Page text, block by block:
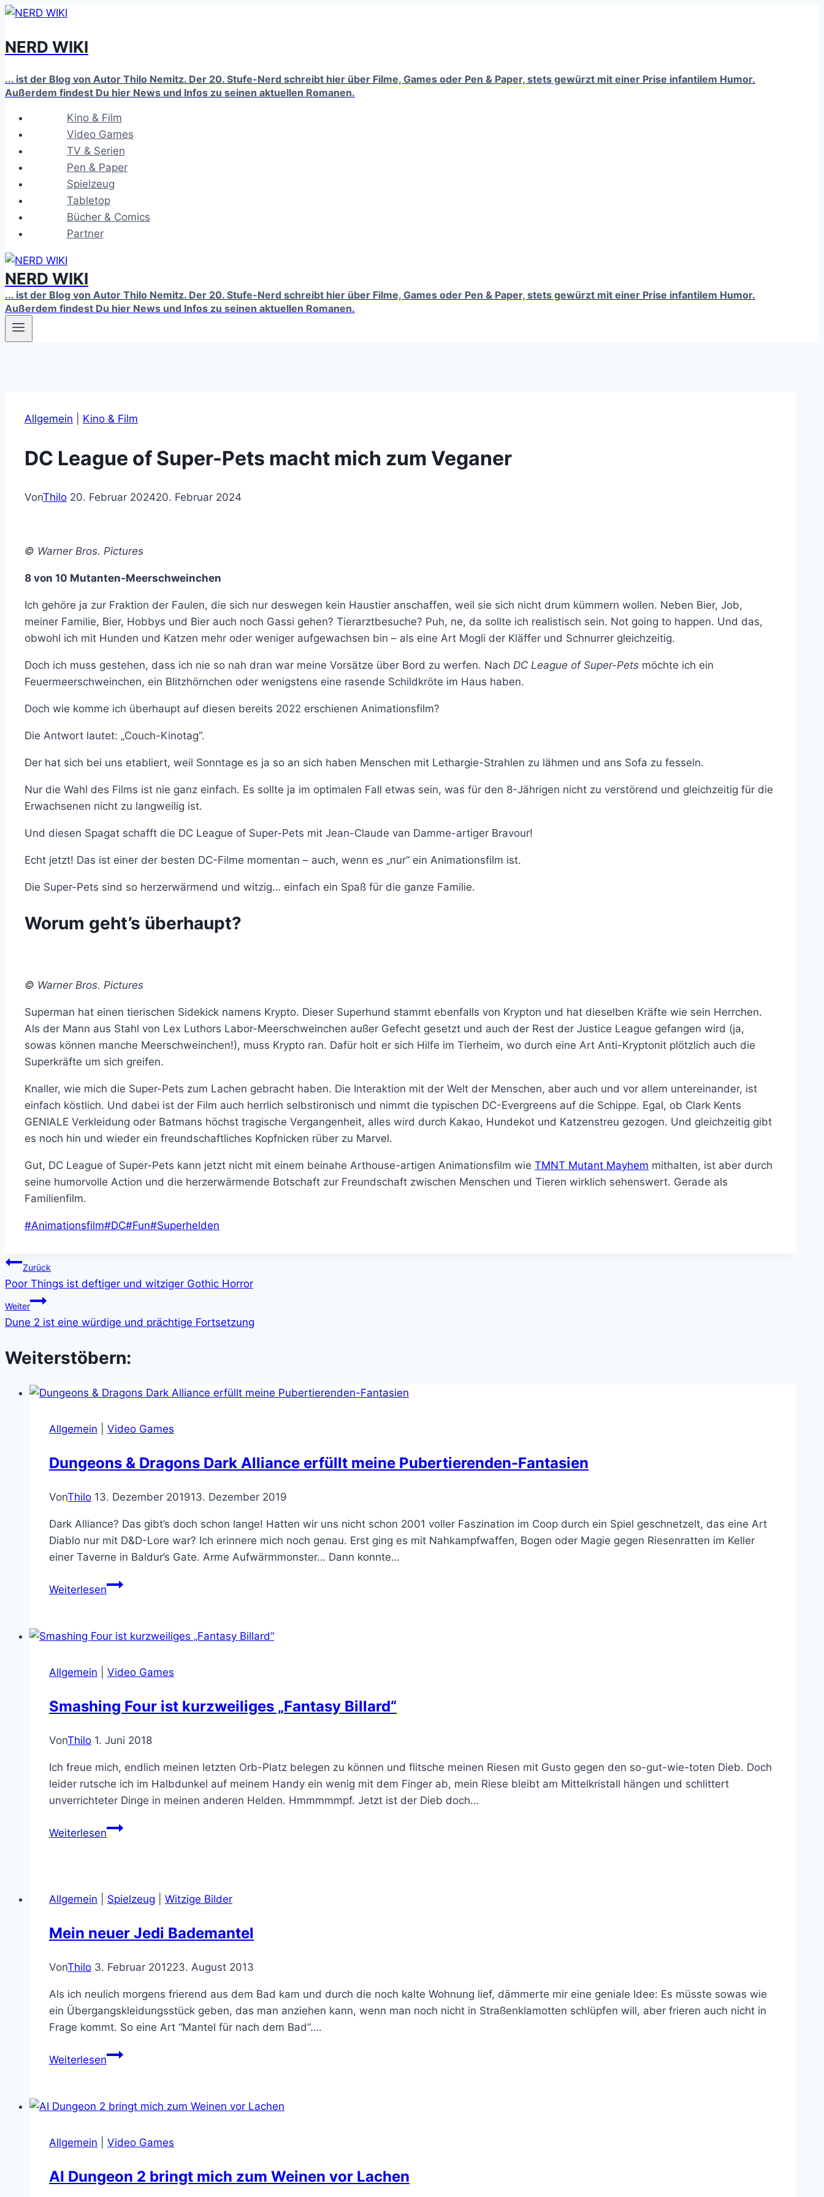
Zum
springen
NERD WIKI
... ist der Blog von Autor Thilo Nemitz. Der 20. Stufe-Nerd schreibt hier über Filme, Games oder Pen & Paper, stets gewürzt mit einer Prise infantilem Humor.
Außerdem findest Du hier News und Infos zu seinen aktuellen Romanen.
Kino & Film
Video Games
TV & Serien
Pen & Paper
Spielzeug
Tabletop
Bücher & Comics
Partner
NERD WIKI
... ist der Blog von Autor Thilo Nemitz. Der 20. Stufe-Nerd schreibt hier über Filme, Games oder Pen & Paper, stets gewürzt mit einer Prise infantilem Humor.
Außerdem findest Du hier News und Infos zu seinen aktuellen Romanen.
Allgemein Kino & Film
DC League of Super-Pets macht mich zum Veganer
VonThilo 20. Februar 202420. Februar 2024
© Warner Bros. Pictures
8 von 10 Mutanten-Meerschweinchen
Ich gehöre ja zur Fraktion der Faulen, die sich nur deswegen kein Haustier anschaffen, weil sie sich nicht drum kümmern wollen. Neben Bier, Job,
meiner Familie, Bier, Hobbys und Bier auch noch Gassi gehen? Tierarztbesuche? Puh, ne, da sollte ich realistisch sein. Not going to happen. Und das,
obwohl ich mit Hunden und Katzen mehr oder weniger aufgewachsen bin – als eine Art Mogli der Kläffer und Schnurrer gleichzeitig.
Doch ich muss gestehen, dass ich nie so nah dran war meine Vorsätze über Bord zu werfen. Nach DC League of Super-Pets möchte ich ein
Feuermeerschweinchen, ein Blitzhörnchen oder wenigstens eine rasende Schildkröte im Haus haben.
Doch wie komme ich überhaupt auf diesen bereits 2022 erschienen Animationsfilm?
Die Antwort lautet: „Couch-Kinotag“.
Der hat sich bei uns etabliert, weil Sonntage es ja so an sich haben Menschen mit Lethargie-Strahlen zu lähmen und ans Sofa zu fesseln.
Nur die Wahl des Films ist nie ganz einfach. Es sollte ja im optimalen Fall etwas sein, was für den 8-Jährigen nicht zu verstörend und gleichzeitig für die
Erwachsenen nicht zu langweilig ist.
Und diesen Spagat schafft die DC League of Super-Pets mit Jean-Claude van Damme-artiger Bravour!
Echt jetzt! Das ist einer der besten DC-Filme momentan – auch, wenn es „nur“ ein Animationsfilm ist.
Die Super-Pets sind so herzerwärmend und witzig… einfach ein Spaß für die ganze Familie.
Worum geht’s überhaupt?
© Warner Bros. Pictures
Superman hat einen tierischen Sidekick namens Krypto. Dieser Superhund stammt ebenfalls von Krypton und hat dieselben Kräfte wie sein Herrchen.
Als der Mann aus Stahl von Lex Luthors Labor-Meerschweinchen außer Gefecht gesetzt und auch der Rest der Justice League gefangen wird (ja,
sowas können manche Meerschweinchen!), muss Krypto ran. Dafür holt er sich Hilfe im Tierheim, wo durch eine Art Anti-Kryptonit plötzlich auch die
Superkräfte um sich greifen.
Knaller, wie mich die Super-Pets zum Lachen gebracht haben. Die Interaktion mit der Welt der Menschen, aber auch und vor allem untereinander, ist
einfach köstlich. Und dabei ist der Film auch herrlich selbstironisch und nimmt die typischen DC-Evergreens auf die Schippe. Egal, ob Clark Kents
GENIALE Verkleidung oder Batmans höchst tragische Vergangenheit, alles wird durch Kakao, Hundekot und Katzenstreu gezogen. Und gleichzeitig gibt
es noch hin und wieder ein freundschaftliches Kopfnicken rüber zu Marvel.
Gut, DC League of Super-Pets kann jetzt nicht mit einem beinahe Arthouse-artigen Animationsfilm wie TMNT Mutant Mayhem mithalten, ist aber durch
seine humorvolle Action und die herzerwärmende Botschaft zur Freundschaft zwischen Menschen und Tieren wirklich sehenswert. Gerade als
Familienfilm.
Schlagworte:
#Animationsfilm#DC#Fun#Superhelden
Beitragsnavigation
Zurück
Poor Things ist deftiger und witziger Gothic Horror
Weiter
Dune 2 ist eine würdige und prächtige Fortsetzung
Weiterstöbern:
Allgemein Video Games
Dungeons & Dragons Dark Alliance erfüllt meine Pubertierenden-Fantasien
VonThilo 13. Dezember 201913. Dezember 2019
Dark Alliance? Das gibt’s doch schon lange! Hatten wir uns nicht schon 2001 voller Faszination im Coop durch ein Spiel geschnetzelt, das eine Art
Diablo nur mit D&D-Lore war? Ich erinnere mich noch genau. Erst ging es mit Nahkampfwaffen, Bogen oder Magie gegen Riesenratten im Keller
einer Taverne in Baldur’s Gate. Arme Aufwärmmonster… Dann konnte…
WeiterlesenDungeons
Dark
erfüllt
Pubertierenden-
Fantasien
Allgemein Video Games
Smashing Four ist kurzweiliges „Fantasy Billard“
VonThilo 1. Juni 2018
Ich freue mich, endlich meinen letzten Orb-Platz belegen zu können und flitsche meinen Riesen mit Gusto gegen den so-gut-wie-toten Dieb. Doch
leider rutsche ich im Halbdunkel auf meinem Handy ein wenig mit dem Finger ab, mein Riese bleibt am Mittelkristall hängen und schlittert
unverrichteter Dinge in meinen anderen Helden. Hmmmmmpf. Jetzt ist der Dieb doch…
WeiterlesenSmashing
„Fantasy
Allgemein Spielzeug Witzige Bilder
Mein neuer Jedi Bademantel
VonThilo 3. Februar 201223. August 2013
Als ich neulich morgens frierend aus dem Bad kam und durch die noch kalte Wohnung lief, dämmerte mir eine geniale Idee: Es müsste sowas wie
ein Übergangskleidungsstück geben, das man anziehen kann, wenn man noch nicht in Straßenklamotten schlüpfen will, aber frieren auch nicht in
Frage kommt. So eine Art “Mantel für nach dem Bad“….
WeiterlesenMein
Bademantel
Allgemein Video Games
AI Dungeon 2 bringt mich zum Weinen vor Lachen